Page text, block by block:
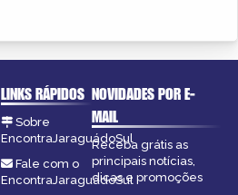
LINKS RÁPIDOS
Sobre
EncontraJaraguádoSul
Fale com o
EncontraJaraguádoSul
NOVIDADES POR E-
MAIL
Receba grátis as
principais notícias,
dicas e promoções